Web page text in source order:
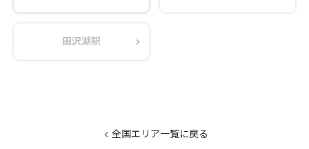
田沢湖駅
全国エリア一覧に戻る